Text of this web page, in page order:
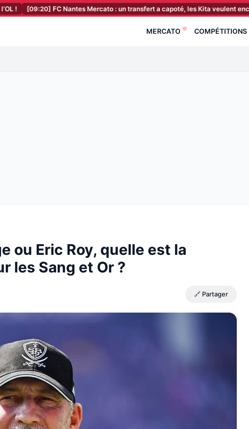
FC Nantes Mercato : un transfert a capoté, les Kita veulent encore faire
MERCATO COMPÉTITIONS
ou Eric Roy, quelle est la
les Sang et Or ?
🔗 Partager